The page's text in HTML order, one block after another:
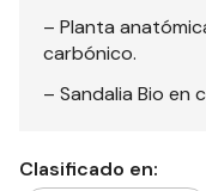
– Planta
carbónico.
– Sandalia Bio en
Clasificado en: